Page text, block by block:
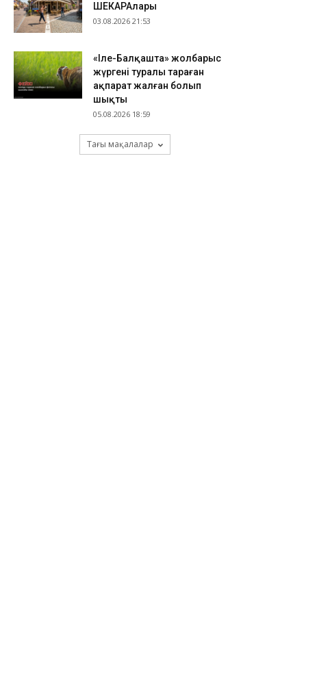
ШЕКАРАлары
03.08.2026 21:53
«Іле-Балқашта» жолбарыс
жүргені туралы тараған
ақпарат жалған болып
шықты
05.08.2026 18:59
Тағы мақалалар